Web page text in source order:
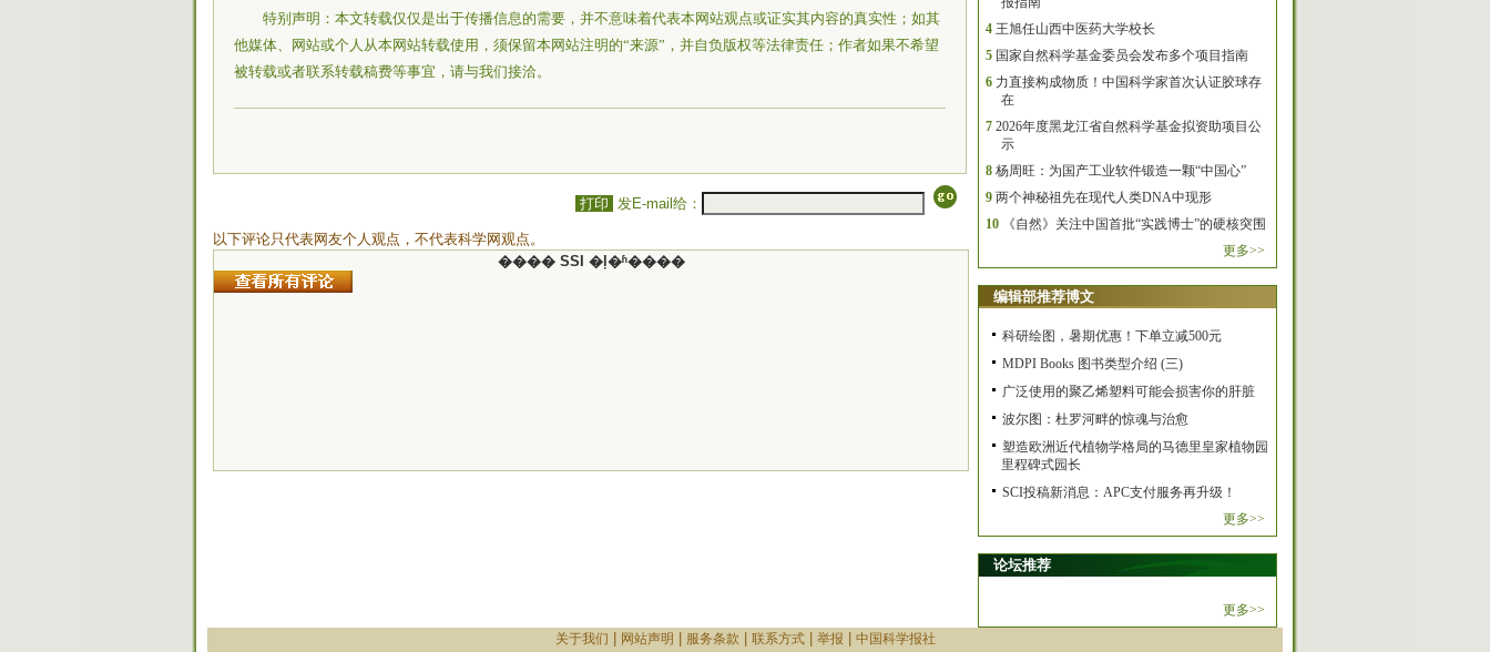
特别声明：本文转载仅仅是出于传播信息的需要，并不意味着代表本网站观点或证实其内容的真实性；如其
他媒体、网站或个人从本网站转载使用，须保留本网站注明的“来源”，并自负版权等法律责任；作者如果不希望
被转载或者联系转载稿费等事宜，请与我们接洽。
打印 发E-mail给：
以下评论只代表网友个人观点，不代表科学网观点。
���� SSI �ļ�ʱ����
4 王旭任山西中医药大学校长
5 国家自然科学基金委员会发布多个项目指南
6 力直接构成物质！中国科学家首次认证胶球存
在
7 2026年度黑龙江省自然科学基金拟资助项目公
示
8 杨周旺：为国产工业软件锻造一颗“中国心”
9 两个神秘祖先在现代人类DNA中现形
10
《自然》关注中国首批“实践博士”的硬核突围
更多>>
编辑部推荐博文
科研绘图，暑期优惠！下单立减500元
MDPI Books 图书类型介绍 (三)
广泛使用的聚乙烯塑料可能会损害你的肝脏
波尔图：杜罗河畔的惊魂与治愈
塑造欧洲近代植物学格局的马德里皇家植物园
里程碑式园长
SCI投稿新消息：APC支付服务再升级！
更多>>
论坛推荐
更多>>
关于我们
网站声明 服务条款 联系方式| 举报 中国科学报社